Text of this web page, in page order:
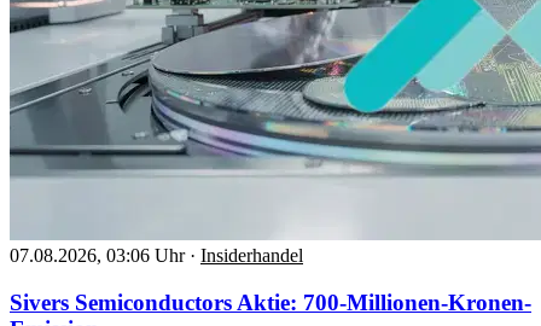
07.08.2026, 03:06 Uhr · Insiderhandel
Sivers Semiconductors Aktie: 700-Millionen-Kronen-